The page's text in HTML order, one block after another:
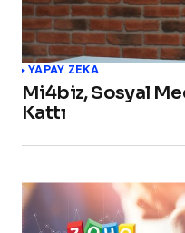
YAPAY ZEKA
Mi4biz, Sosyal
Kattı